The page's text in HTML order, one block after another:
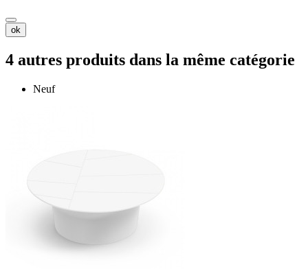
ok
4 autres produits dans la même catégorie
Neuf